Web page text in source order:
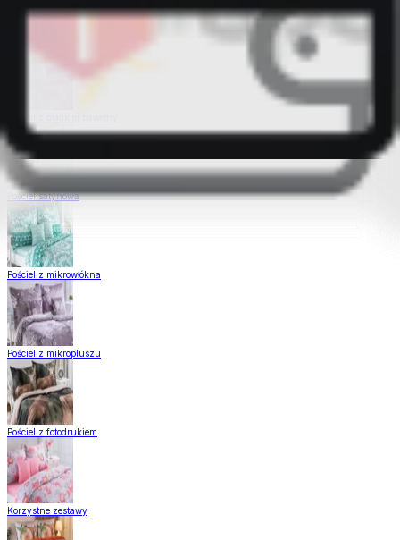
Pościel satynowa
Pościel z mikrowłókna
Pościel z mikropluszu
Pościel z fotodrukiem
Korzystne zestawy